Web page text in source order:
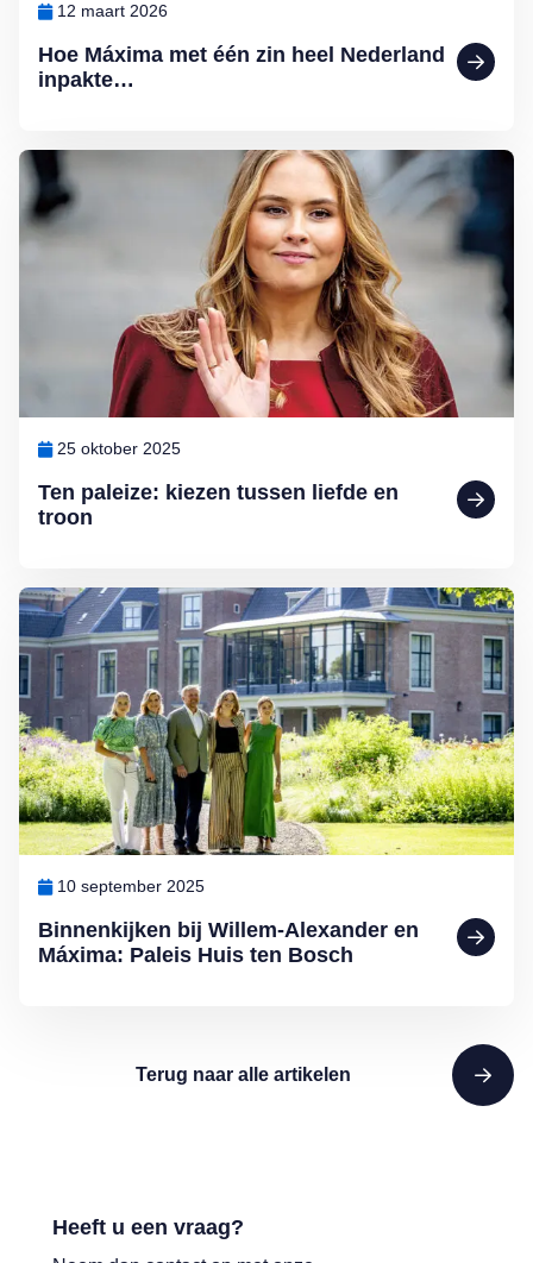
Hoe Máxima met één zin heel Nederland
inpakte…
12 maart 2026
Ten paleize: kiezen tussen liefde en
troon
25 oktober 2025
Lees meer over Ten paleize: kiezen tussen liefde en troon
Binnenkijken bij Willem-Alexander en
Máxima: Paleis Huis ten Bosch
10 september 2025
Lees meer over Binnenkijken bij Willem-Alexander en Máxima:
Terug naar alle artikelen
Heeft u een vraag?